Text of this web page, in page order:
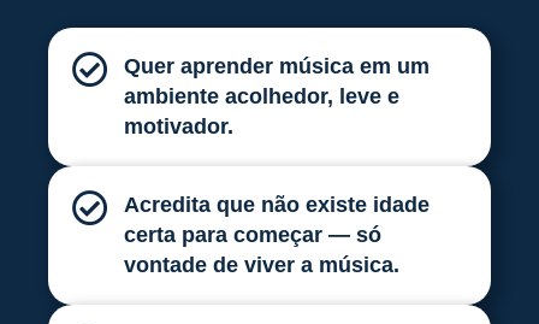
Quer aprender música em um
ambiente acolhedor, leve e
motivador.
Acredita que não existe idade
certa para começar — só
vontade de viver a música.